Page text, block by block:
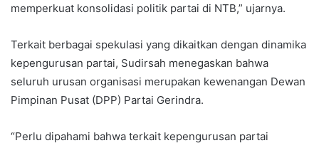
memperkuat konsolidasi politik partai di NTB,” ujarnya.
Terkait berbagai spekulasi yang dikaitkan dengan dinamika
kepengurusan partai, Sudirsah menegaskan bahwa
seluruh urusan organisasi merupakan kewenangan Dewan
Pimpinan Pusat (DPP) Partai Gerindra.
“Perlu dipahami bahwa terkait kepengurusan partai